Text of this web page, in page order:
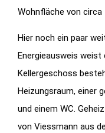
Wohnfläche von circa
Hier noch ein paar
Energieausweis weist
Kellergeschoss
Heizungsraum, einer
und einem WC.
von Viessmann aus